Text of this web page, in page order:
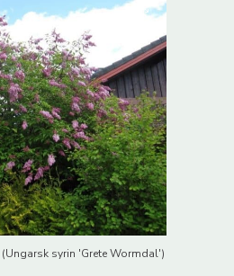
syrin 'Grete Wormdal')